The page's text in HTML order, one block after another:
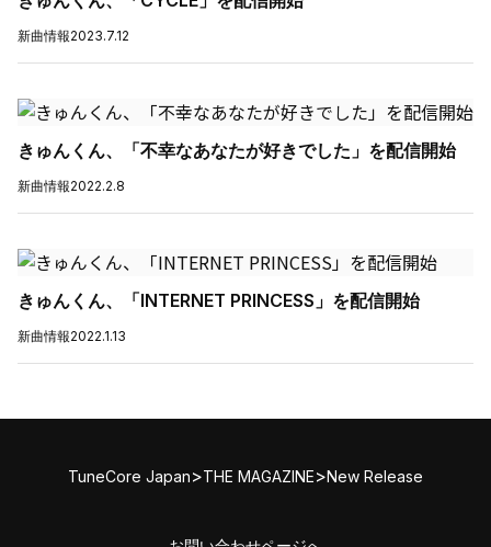
新曲情報2023.7.12
きゅんくん、「不幸なあなたが好きでした」を配信開始
新曲情報2022.2.8
きゅんくん、「INTERNET PRINCESS」を配信開始
新曲情報2022.1.13
TuneCore Japan>THE MAGAZINE>New Release